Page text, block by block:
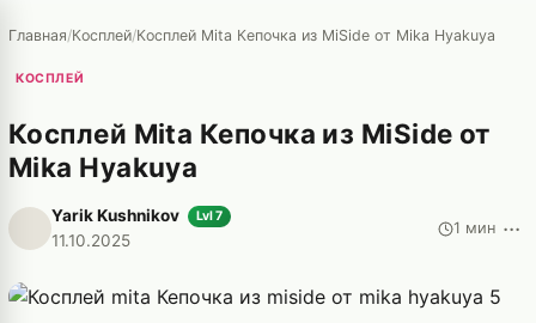
Главная/Косплей/Косплей Mita Кепочка из MiSide от Mika Hyakuya
КОСПЛЕЙ
Косплей Mita Кепочка из MiSide от
Mika Hyakuya
Yarik Kushnikov Lvl 7
11.10.2025
1 мин ···